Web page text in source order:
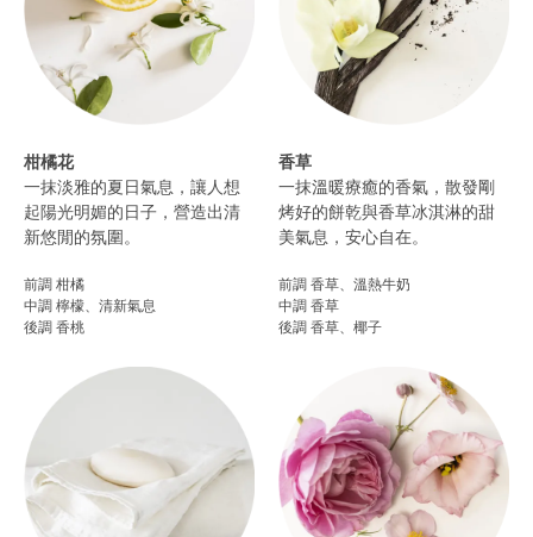
柑橘花
一抹淡雅的夏日氣息，讓人想
起陽光明媚的日子，營造出清
新悠閒的氛圍。​
前調 柑橘
中調 檸檬、清新氣息
後調 香桃​
香草
一抹溫暖療癒的香氣，散發剛
烤好的餅乾與香草冰淇淋的甜
美氣息，安心自在。
前調 香草、溫熱牛奶
中調 香草
後調 香草、椰子​